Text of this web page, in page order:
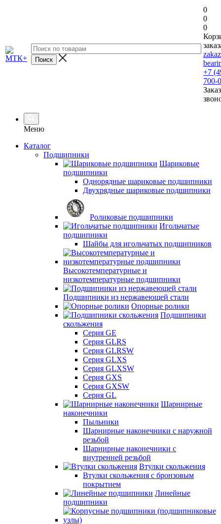
0
0
0
+7
700-
Меню
Каталог
Подшипники
Шариковые
подшипники
Однорядные шариковые подшипники
Двухрядные шариковые подшипники
Роликовые подшипники
Игольчатые
подшипники
Шайбы для игольчатых подшипников
Высокотемпературные и
низкотемпературные подшипники
Подшипники из нержавеющей стали
Опорные ролики
Подшипники
скольжения
Серия GE
Серия GLRS
Серия GLRSW
Серия GLXS
Серия GLXSW
Серия GXS
Серия GXSW
Серия GL
Шарнирные
наконечники
Пыльники
Шарнирные наконечники с наружной
резьбой
Шарнирные наконечники с
внутренней резьбой
Втулки скольжения
Втулки скольжения с бронзовым
покрытием
Линейные
подшипники